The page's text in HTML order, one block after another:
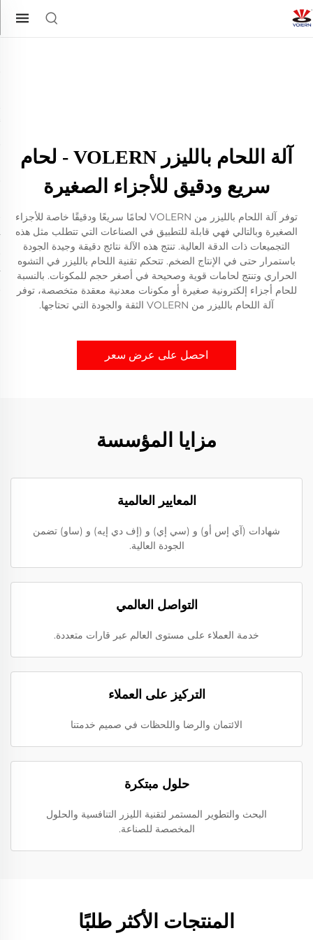
آلة اللحام بالليزر VOLERN - لحام
سريع ودقيق للأجزاء الصغيرة
توفر آلة اللحام بالليزر من VOLERN لحامًا سريعًا ودقيقًا خاصة للأجزاء
الصغيرة وبالتالي فهي قابلة للتطبيق في الصناعات التي تتطلب مثل هذه
التجميعات ذات الدقة العالية. تنتج هذه الآلة نتائج دقيقة وجيدة الجودة
باستمرار حتى في الإنتاج الضخم. تتحكم تقنية اللحام بالليزر في التشوه
الحراري وتنتج لحامات قوية وصحيحة في أصغر حجم للمكونات. بالنسبة
للحام أجزاء إلكترونية صغيرة أو مكونات معدنية معقدة متخصصة، توفر
آلة اللحام بالليزر من VOLERN الثقة والجودة التي تحتاجها.
احصل على عرض سعر
مزايا المؤسسة
المعايير العالمية
شهادات (آي إس أو) و (سي إي) و (إف دي إيه) و (ساو) تضمن
الجودة العالية.
التواصل العالمي
خدمة العملاء على مستوى العالم عبر قارات متعددة.
التركيز على العملاء
الائتمان والرضا واللحظات في صميم خدمتنا
حلول مبتكرة
البحث والتطوير المستمر لتقنية الليزر التنافسية والحلول
المخصصة للصناعة.
المنتجات الأكثر طلبًا